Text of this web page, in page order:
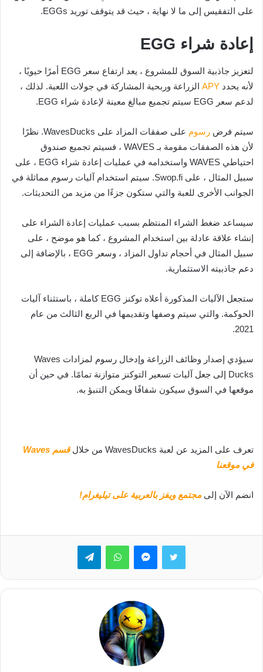
على التفقيس إلى ما لا نهاية ، حيث قد يتوقف توريد EGGs.
إعادة شراء EGG
لتعزيز جاذبية السوق للمشروع ، يعد ارتفاع سعر EGG أمرًا حيويًا ،
لأنه يحدد APY الزراعة وربحية المشاركة في جولات اللعبة. لذلك ،
لدعم سعر EGG سيتم تجميع مبالغ معينة لإعادة شراء EGG.
سيتم فرض رسوم
على صفقات المزاد على WavesDucks. نظرًا
لأن هذه الصفقات مقومة بـ WAVES ، فسيتم تجميع صندوق
احتياطي WAVES واستخدامه في عمليات إعادة شراء EGG ، على
سبيل المثال ، على Swop.fi. سيتم استخدام آليات رسوم مماثلة في
الجوانب الأخرى للعبة والتي ستكون جزءًا من مزيد من التحديثات.
سيساعد ضغط الشراء المنتظم بسبب عمليات إعادة الشراء على
إنشاء علاقة عادلة بين استخدام المشروع ، كما هو موضح ، على
سبيل المثال في أحجام تداول المزاد ، وسعر EGG ، بالإضافة إلى
دعم جاذبيته الاستثمارية.
ستجعل الآليات المذكورة أعلاه توكنز EGG كاملة ، باستثناء آليات
الحوكمة. والتي سيتم وصفها وتقديمها في الربع الثالث من عام
2021.
سيؤدي إصدار وظائف الزراعة وإدخال رسوم لمزادات Waves
Ducks إلى جعل آليات تسعير التوكنز متوازنة تمامًا. في حين أن
موقعها في السوق سيكون شفافًا ويمكن التنبؤ به.
تعرف على المزيد عن لعبة WavesDucks من خلال
قسم Waves
في موقعنا
انضم الآن إلى مجتمع ويفز بالعربية على تيليغرام!
تويتر ماسنجرواتساب تيلقرام